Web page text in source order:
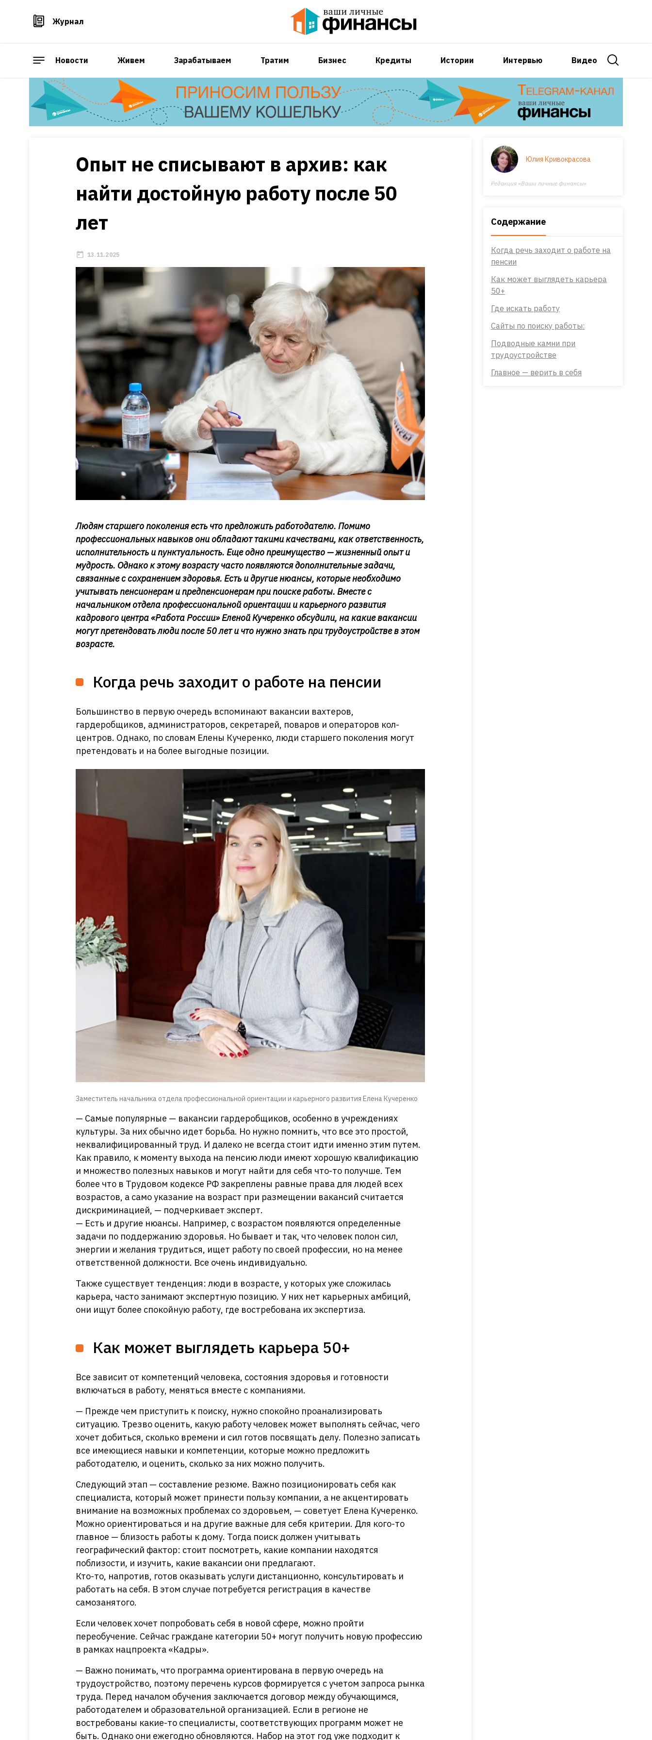
Журнал
Новости Живем Зарабатываем Тратим Бизнес Кредиты Истории Интервью Видео
Опыт не списывают в архив: как
найти достойную работу после 50
лет
13.11.2025
Юлия Кривокрасова
Редакция «Ваши личные финансы»
Содержание
Когда речь заходит о работе на
пенсии
Как может выглядеть карьера
50+
Где искать работу
Сайты по поиску работы:
Подводные камни при
трудоустройстве
Главное — верить в себя
Людям старшего поколения есть что предложить работодателю. Помимо
профессиональных навыков они обладают такими качествами, как ответственность,
исполнительность и пунктуальность. Еще одно преимущество — жизненный опыт и
мудрость. Однако к этому возрасту часто появляются дополнительные задачи,
связанные с сохранением здоровья. Есть и другие нюансы, которые необходимо
учитывать пенсионерам и предпенсионерам при поиске работы. Вместе с
начальником отдела профессиональной ориентации и карьерного развития
кадрового центра «Работа России» Еленой Кучеренко обсудили, на какие вакансии
могут претендовать люди после 50 лет и что нужно знать при трудоустройстве в этом
возрасте.
Когда речь заходит о работе на пенсии
Большинство в первую очередь вспоминают вакансии вахтеров,
гардеробщиков, администраторов, секретарей, поваров и операторов кол-
центров. Однако, по словам Елены Кучеренко, люди старшего поколения могут
претендовать и на более выгодные позиции.
Заместитель начальника отдела профессиональной ориентации и карьерного развития Елена Кучеренко
— Самые популярные — вакансии гардеробщиков, особенно в учреждениях
культуры. За них обычно идет борьба. Но нужно помнить, что все это простой,
неквалифицированный труд. И далеко не всегда стоит идти именно этим путем.
Как правило, к моменту выхода на пенсию люди имеют хорошую квалификацию
и множество полезных навыков и могут найти для себя что-то получше. Тем
более что в Трудовом кодексе РФ закреплены равные права для людей всех
возрастов, а само указание на возраст при размещении вакансий считается
дискриминацией, — подчеркивает эксперт.
— Есть и другие нюансы. Например, с возрастом появляются определенные
задачи по поддержанию здоровья. Но бывает и так, что человек полон сил,
энергии и желания трудиться, ищет работу по своей профессии, но на менее
ответственной должности. Все очень индивидуально.
Также существует тенденция: люди в возрасте, у которых уже сложилась
карьера, часто занимают экспертную позицию. У них нет карьерных амбиций,
они ищут более спокойную работу, где востребована их экспертиза.
Как может выглядеть карьера 50+
Все зависит от компетенций человека, состояния здоровья и готовности
включаться в работу, меняться вместе с компаниями.
— Прежде чем приступить к поиску, нужно спокойно проанализировать
ситуацию. Трезво оценить, какую работу человек может выполнять сейчас, чего
хочет добиться, сколько времени и сил готов посвящать делу. Полезно записать
все имеющиеся навыки и компетенции, которые можно предложить
работодателю, и оценить, сколько за них можно получить.
Следующий этап — составление резюме. Важно позиционировать себя как
специалиста, который может принести пользу компании, а не акцентировать
внимание на возможных проблемах со здоровьем, — советует Елена Кучеренко.
Можно ориентироваться и на другие важные для себя критерии. Для кого-то
главное — близость работы к дому. Тогда поиск должен учитывать
географический фактор: стоит посмотреть, какие компании находятся
поблизости, и изучить, какие вакансии они предлагают.
Кто-то, напротив, готов оказывать услуги дистанционно, консультировать и
работать на себя. В этом случае потребуется регистрация в качестве
самозанятого.
Если человек хочет попробовать себя в новой сфере, можно пройти
переобучение. Сейчас граждане категории 50+ могут получить новую профессию
в рамках нацпроекта «Кадры».
— Важно понимать, что программа ориентирована в первую очередь на
трудоустройство, поэтому перечень курсов формируется с учетом запроса рынка
труда. Перед началом обучения заключается договор между обучающимся,
работодателем и образовательной организацией. Если в регионе не
востребованы какие-то специалисты, соответствующих программ может не
быть. Однако они ежегодно обновляются. Набор на этот год уже подходит к